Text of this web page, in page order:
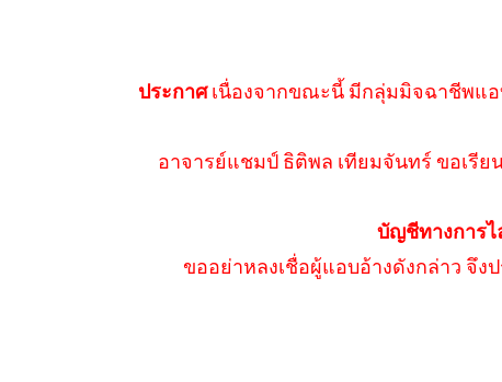
ประกาศเนื่องจากขณะนี้ มีกลุ่มมิจฉาชีพแอ
อาจารย์แชมป์ ธิติพล เทียมจันทร์ ขอเรีย
บัญชีทางการไ
ขออย่าหลงเชื่อผู้แอบอ้างดังกล่าว จึ